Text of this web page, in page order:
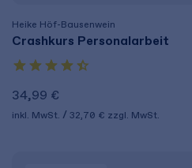
Heike Höf-Bausenwein
Crashkurs Personalarbeit
34,99 €
inkl. MwSt. 32,70 € zzgl. MwSt.